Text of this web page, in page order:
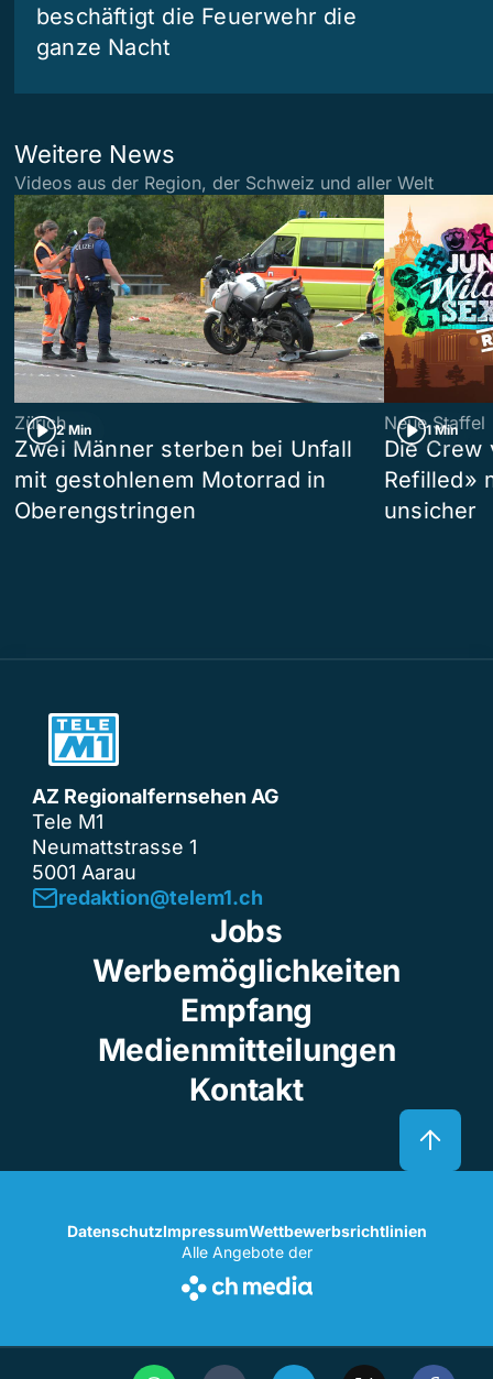
beschäftigt die Feuerwehr die
ganze Nacht
Weitere News
Videos aus der Region, der Schweiz und aller Welt
2 Min
Zürich
Zwei Männer sterben bei Unfall
mit gestohlenem Motorrad in
Oberengstringen
1 Min
Neue Staffel
Die Crew
Refilled»
unsicher
AZ Regionalfernsehen AG
Tele M1
Neumattstrasse 1
5001 Aarau
redaktion@telem1.ch
Jobs
Werbemöglichkeiten
Empfang
Medienmitteilungen
Kontakt
DatenschutzImpressumWettbewerbsrichtlinien
Alle Angebote der